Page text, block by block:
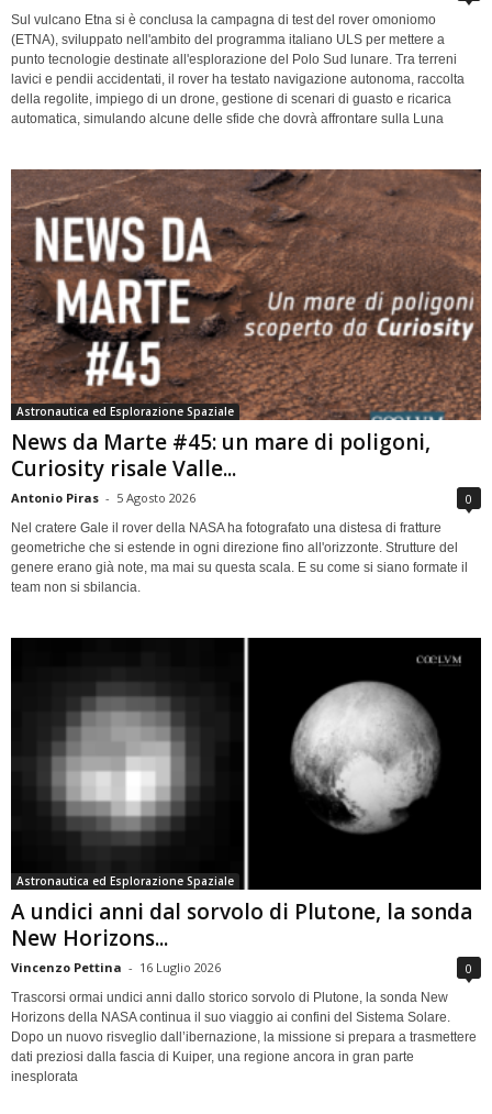
Sul vulcano Etna si è conclusa la campagna di test del rover omoniomo
(ETNA), sviluppato nell'ambito del programma italiano ULS per mettere a
punto tecnologie destinate all'esplorazione del Polo Sud lunare. Tra terreni
lavici e pendii accidentati, il rover ha testato navigazione autonoma, raccolta
della regolite, impiego di un drone, gestione di scenari di guasto e ricarica
automatica, simulando alcune delle sfide che dovrà affrontare sulla Luna
Astronautica ed Esplorazione Spaziale
News da Marte #45: un mare di poligoni,
Curiosity risale Valle...
Antonio Piras - 5 Agosto 2026 0
Nel cratere Gale il rover della NASA ha fotografato una distesa di fratture
geometriche che si estende in ogni direzione fino all'orizzonte. Strutture del
genere erano già note, ma mai su questa scala. E su come si siano formate il
team non si sbilancia.
Astronautica ed Esplorazione Spaziale
A undici anni dal sorvolo di Plutone, la sonda
New Horizons...
Vincenzo Pettina - 16 Luglio 2026 0
Trascorsi ormai undici anni dallo storico sorvolo di Plutone, la sonda New
Horizons della NASA continua il suo viaggio ai confini del Sistema Solare.
Dopo un nuovo risveglio dall’ibernazione, la missione si prepara a trasmettere
dati preziosi dalla fascia di Kuiper, una regione ancora in gran parte
inesplorata